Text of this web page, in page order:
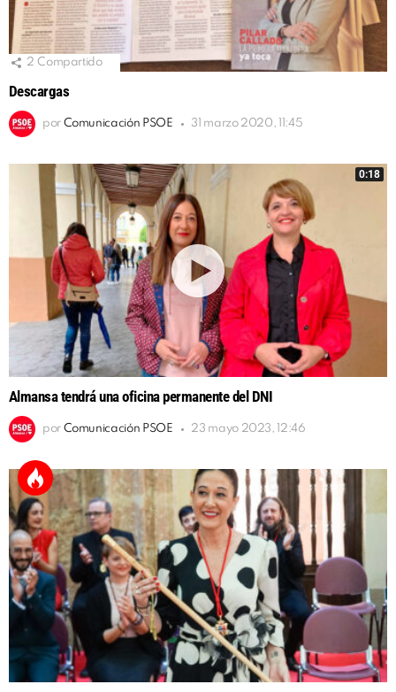
2 Compartido
Descargas
por Comunicación PSOE 31 marzo 2020, 11:45
0:18
Almansa tendrá una oficina permanente del DNI
por Comunicación PSOE 23 mayo 2023, 12:46